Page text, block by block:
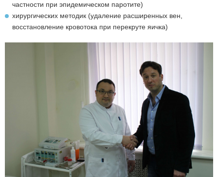
частности при эпидемическом паротите)
хирургических методик (удаление расширенных вен,
восстановление кровотока при перекруте яичка)